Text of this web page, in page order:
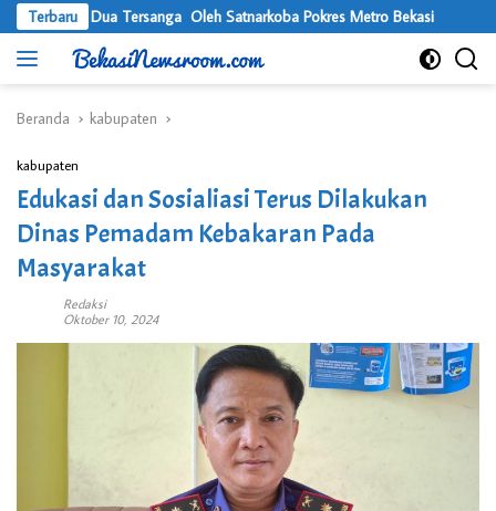
Langsung
ke
konten
Terbaru
Dua Tersanga Oleh Satnarkoba Pokres Metro Bekasi
Beranda kabupaten
kabupaten
Edukasi dan Sosialiasi Terus Dilakukan
Dinas Pemadam Kebakaran Pada
Masyarakat
Redaksi
Oktober 10, 2024